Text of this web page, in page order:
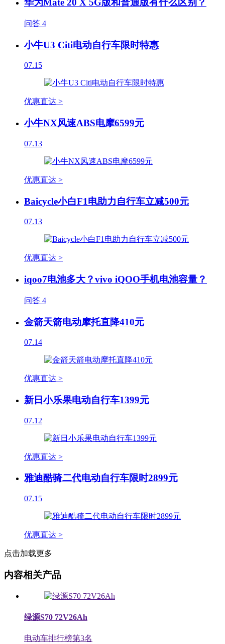
华为Mate 20 X 5G版和普通版有什么区别？
问答 4
小牛U3 Citi电动自行车限时特惠
07.15
优惠直达 >
小牛NX风速ABS电摩6599元
07.13
优惠直达 >
Baicycle小白F1电助力自行车立减500元
07.13
优惠直达 >
iqoo7电池多大？vivo iQOO手机电池容量？
问答 4
金箭天箭电动摩托直降410元
07.14
优惠直达 >
新日小乐果电动自行车1399元
07.12
优惠直达 >
雅迪酷骑二代电动自行车限时2899元
07.15
优惠直达 >
点击加载更多
内容相关产品
绿源S70 72V26Ah
电动车排行榜第3名